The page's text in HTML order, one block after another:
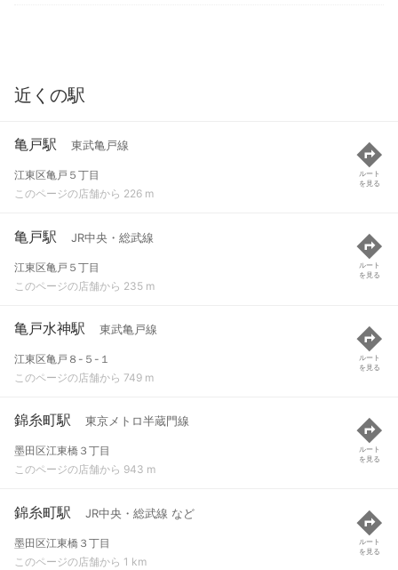
近くの駅
亀戸駅 東武亀戸線
江東区亀戸５丁目
このページの店舗から 226 m
ルート
を見る
亀戸駅 JR中央・総武線
江東区亀戸５丁目
このページの店舗から 235 m
ルート
を見る
亀戸水神駅 東武亀戸線
江東区亀戸８-５-１
このページの店舗から 749 m
ルート
を見る
錦糸町駅 東京メトロ半蔵門線
墨田区江東橋３丁目
このページの店舗から 943 m
ルート
を見る
錦糸町駅 JR中央・総武線 など
墨田区江東橋３丁目
このページの店舗から 1 km
ルート
を見る